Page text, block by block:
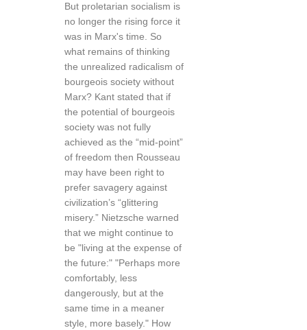
But proletarian socialism is
no longer the rising force it
was in Marx's time. So
what remains of thinking
the unrealized radicalism of
bourgeois society without
Marx? Kant stated that if
the potential of bourgeois
society was not fully
achieved as the “mid-point”
of freedom then Rousseau
may have been right to
prefer savagery against
civilization’s “glittering
misery.” Nietzsche warned
that we might continue to
be "living at the expense of
the future:" "Perhaps more
comfortably, less
dangerously, but at the
same time in a meaner
style, more basely." How